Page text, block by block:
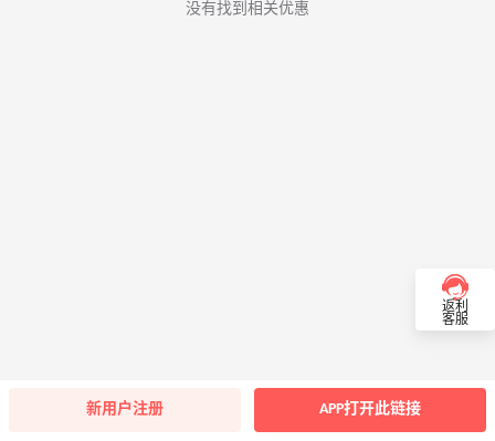
没有找到相关优惠
返利
客服
新用户注册 APP打开此链接